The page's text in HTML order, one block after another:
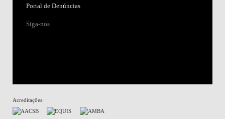
Portal de Denúncias
Siga-nos
Acreditações: